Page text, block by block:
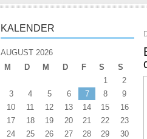
KALENDER
AUGUST 2026
M
D M D F S
S
1
2
3
4 5 6 7 8
9
10
11 12 13 14 15
16
17
18 19 20 21 22
23
24
25 26 27 28 29
30